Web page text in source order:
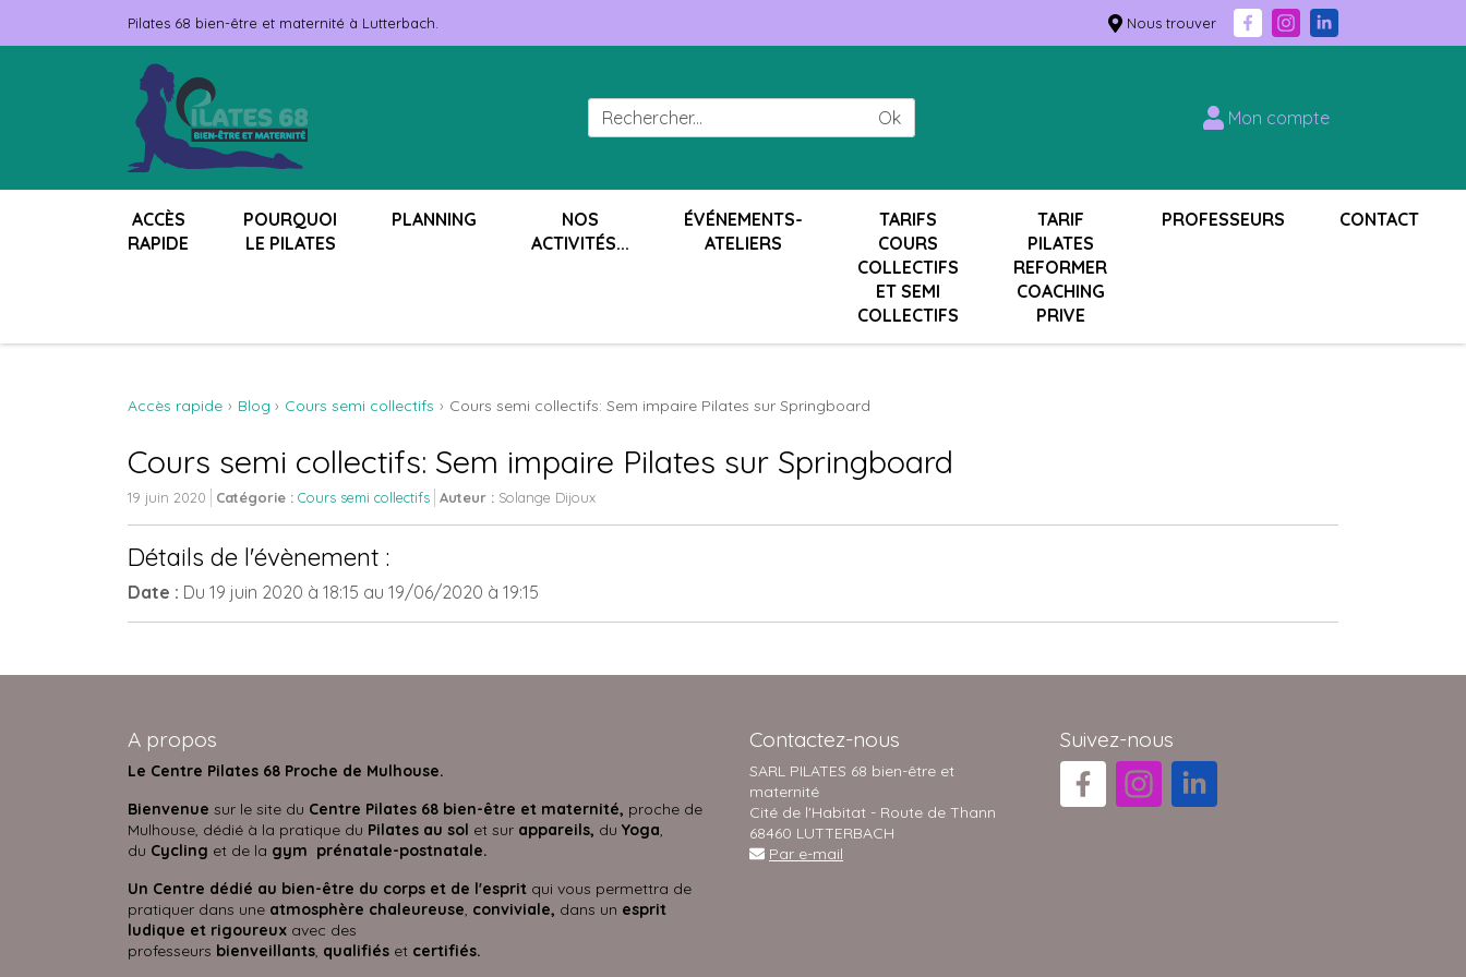
Pilates 68 bien-être et maternité à Lutterbach. Nous trouver
Ok Mon compte
ACCÈS
RAPIDE
POURQUOI
LE PILATES
PLANNING
NOS
ACTIVITÉS...
ÉVÉNEMENTS-
ATELIERS
TARIFS
COURS
COLLECTIFS
ET SEMI
COLLECTIFS
TARIF
PILATES
REFORMER
COACHING
PRIVE
PROFESSEURS CONTACT
Accès rapide Blog Cours semi collectifs Cours semi collectifs: Sem impaire Pilates sur Springboard
Cours semi collectifs: Sem impaire Pilates sur Springboard
19 juin 2020 Catégorie : Cours semi collectifs Auteur : Solange Dijoux
Détails de l'évènement :
Date : Du 19 juin 2020 à 18:15 au 19/06/2020 à 19:15
A propos
Le Centre Pilates 68 Proche de Mulhouse.
Bienvenue sur le site du Centre Pilates 68 bien-être et maternité, proche de
Mulhouse, dédié à la pratique du Pilates au sol et sur appareils, du Yoga,
du Cycling et de la gym prénatale-postnatale.
Un Centre dédié au bien-être du corps et de l'esprit qui vous permettra de
pratiquer dans une atmosphère chaleureuse, conviviale, dans un esprit
ludique et rigoureux avec des
professeurs bienveillants, qualifiés et certifiés.
Contactez-nous
SARL PILATES 68 bien-être et
maternité
Cité de l'Habitat - Route de Thann
68460 LUTTERBACH
Par e-mail
Suivez-nous